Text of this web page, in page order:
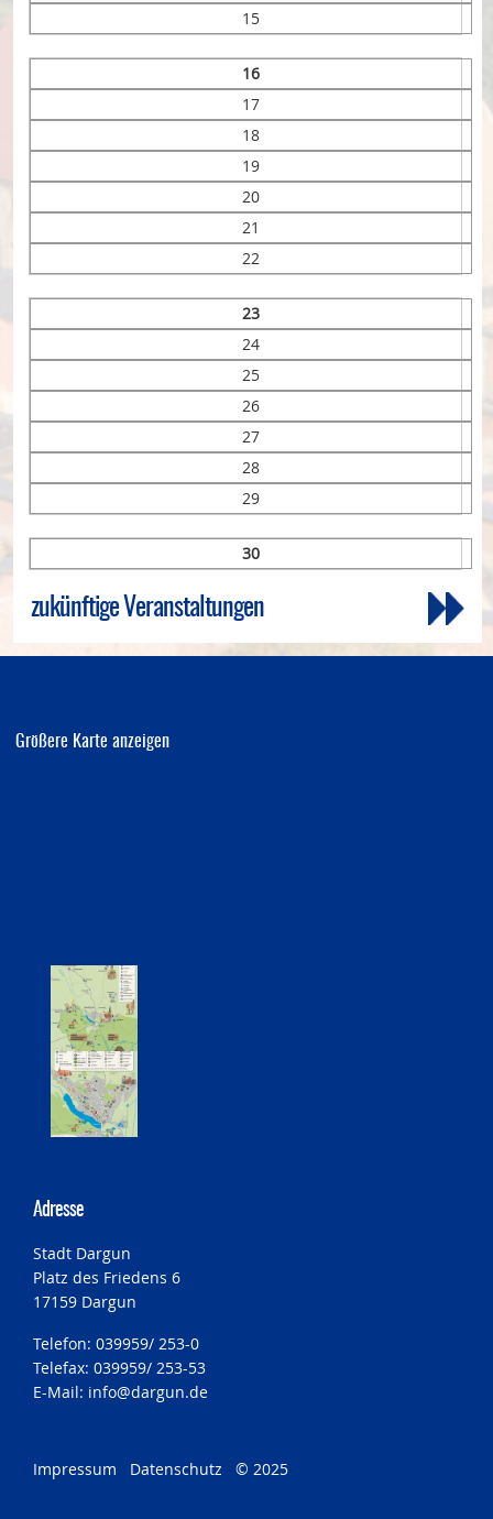
15
16
17
18
19
20
21
22
23
24
25
26
27
28
29
30
zukünftige Veranstaltungen
Größere Karte anzeigen
Adresse
Stadt Dargun
Platz des Friedens 6
17159 Dargun
Telefon: 039959/ 253-0
Telefax: 039959/ 253-53
E-Mail: info@dargun.de
Impressum Datenschutz © 2025